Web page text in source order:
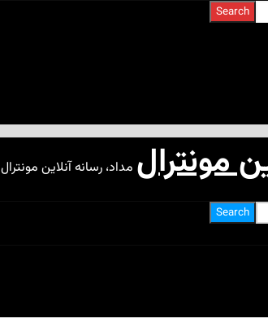
Search
مداد، رسانه آنلاین مونترال
Search